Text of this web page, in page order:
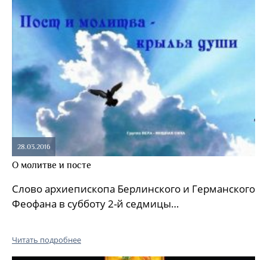
28.03.2016
О молитве и посте
Слово архиепископа Берлинского и Германского
Феофана в субботу 2-й седмицы…
Читать подробнее